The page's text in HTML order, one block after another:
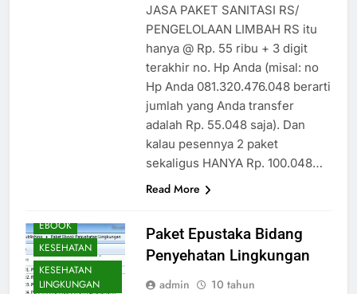
JASA PAKET SANITASI RS/
PENGELOLAAN LIMBAH RS itu
hanya @ Rp. 55 ribu + 3 digit
terakhir no. Hp Anda (misal: no
Hp Anda 081.320.476.048 berarti
jumlah yang Anda transfer
adalah Rp. 55.048 saja). Dan
kalau pesennya 2 paket
sekaligus HANYA Rp. 100.048…
Read More
EBOOK
KESEHATAN
KESEHATAN
LINGKUNGAN
Paket Epustaka Bidang
Penyehatan Lingkungan
admin
10 tahun